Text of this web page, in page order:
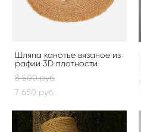
Шляпа канотье вязаное из
рафии 3D плотности
8 500 pуб.
7 650 pуб.